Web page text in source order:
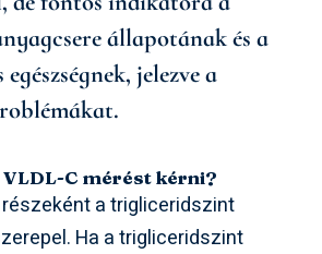
állapotának és a
jelezve a
C mérést kérni?
a trigliceridszint
Ha a trigliceridszint